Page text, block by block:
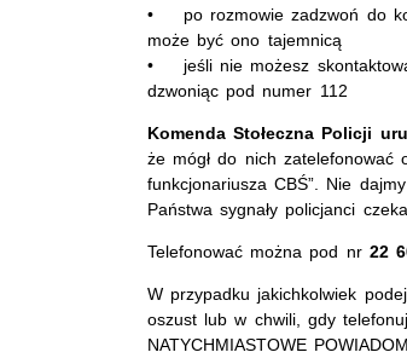
• po rozmowie zadzwoń do
może być ono tajemnicą
• jeśli nie możesz
dzwoniąc pod numer 112
Komenda Stołeczna Policji
że mógł do nich zatelefonować
funkcjonariusza CBŚ”. Nie
Państwa sygnały policjanci
Telefonować można pod nr 22
W przypadku jakichkolwiek
oszust lub w chwili, gdy
NATYCHMIASTOWE